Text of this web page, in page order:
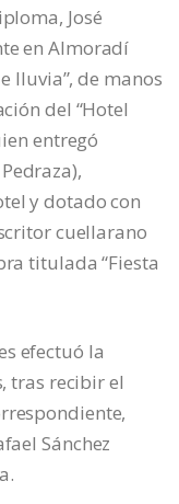
José
en Almoradí
lluvia”, de manos
del “Hotel
entregó
y dotado con
cuellarano
titulada “Fiesta
efectuó la
tras recibir el
Sánchez